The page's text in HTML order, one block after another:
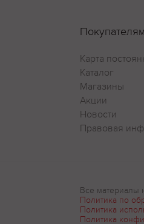
Покупателям
Карта
Каталог
Магазины
Акции
Новости
Правовая
Все материалы
Политика по
Политика
Политика